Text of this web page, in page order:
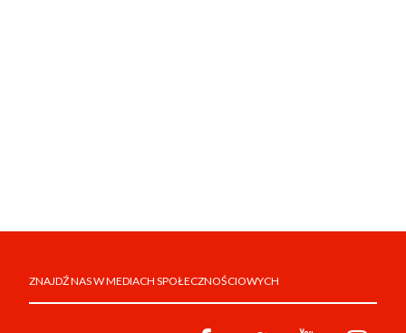
ZNAJDŹ NAS W MEDIACH SPOŁECZNOŚCIOWYCH